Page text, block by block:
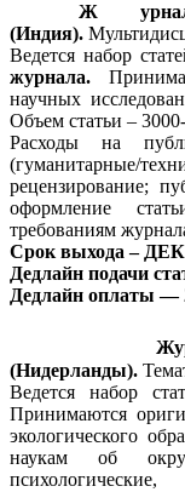
Ж
(Индия).
Ведется набор
журнала.
научных
Объем статьи –
Расходы на
(гуманитарные/
рецензирование;
оформление
требованиям
Срок выхода –
Дедлайн подачи
Дедлайн оплаты —
Журнал,
(Нидерланды).
Ведется набор
Принимаются
экологического
наукам об